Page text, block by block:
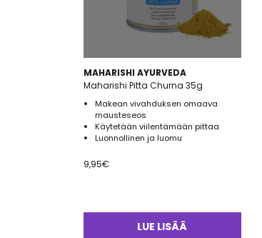
MAHARISHI AYURVEDA
Maharishi Pitta Churna 35g
Makean vivahduksen omaava
mausteseos
Käytetään viilentämään pittaa
Luonnollinen ja luomu
9,95€
LUE LISÄÄ